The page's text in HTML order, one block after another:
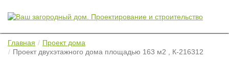
Главная
Проект дома
Проект двухэтажного дома площадью 163 м2 , К-216312